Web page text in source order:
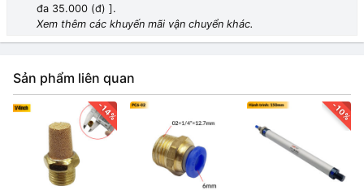
đa 35.000 (đ) ].
Xem thêm các khuyến mãi vận chuyển khác.
Sản phẩm liên quan
-14% -10%